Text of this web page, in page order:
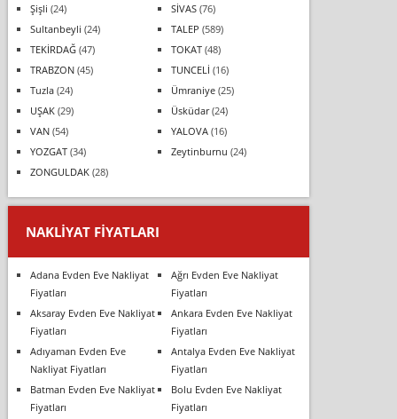
Şişli (24) SİVAS(76)
Sultanbeyli (24) TALEP (589)
TEKİRDAĞ(47) TOKAT(48)
TRABZON(45) TUNCELİ (16)
Tuzla(24) Ümraniye(25)
UŞAK(29) Üsküdar(24)
VAN(54) YALOVA(16)
YOZGAT(34) Zeytinburnu (24)
ZONGULDAK(28)
NAKLIYAT FIYATLARI
Adana Evden Eve Nakliyat
Fiyatları
Ağrı Evden Eve Nakliyat
Fiyatları
Aksaray Evden Eve Nakliyat
Fiyatları
Ankara Evden Eve Nakliyat
Fiyatları
Adıyaman Evden Eve
Nakliyat Fiyatları
Antalya Evden Eve Nakliyat
Fiyatları
Batman Evden Eve Nakliyat
Fiyatları
Bolu Evden Eve Nakliyat
Fiyatları